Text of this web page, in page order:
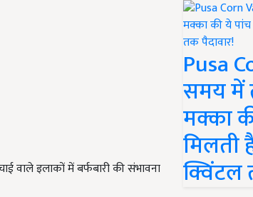
वाले इलाकों में बर्फबारी की संभावना
Pusa
समय में
मक्का
मिलती
क्विंटल